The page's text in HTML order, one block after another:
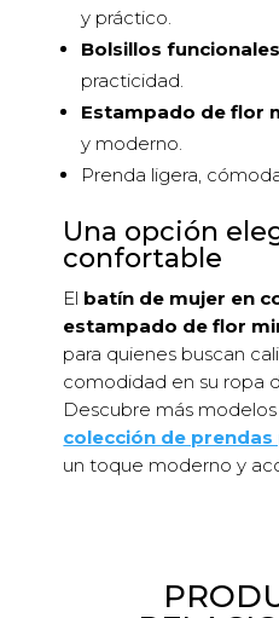
y práctico.
Bolsillos funcionales
practicidad.
Estampado de flor
y moderno.
Prenda ligera,
Una opción
confortable
El batín de mujer en
estampado de flor
para quienes buscan
comodidad en su ropa
Descubre más
colección de prendas
un toque moderno y